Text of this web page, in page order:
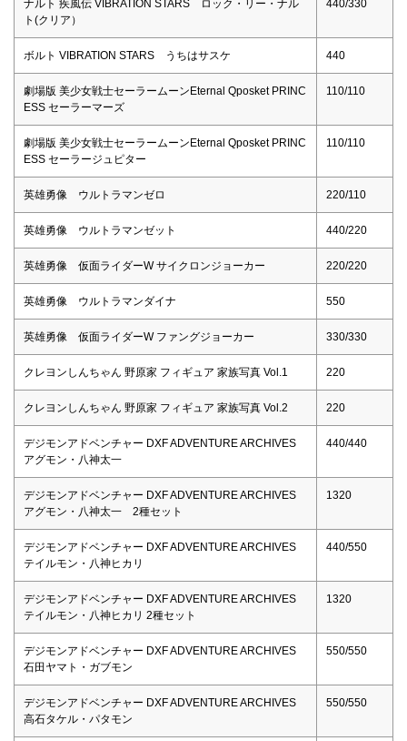
ナルト 疾風伝 VIBRATION STARS ロック・リー・ナル
ト(クリア）
440/330
ボルト VIBRATION STARS うちはサスケ 440
劇場版 美少女戦士セーラームーンEternal Qposket PRINC
ESS セーラーマーズ
110/110
劇場版 美少女戦士セーラームーンEternal Qposket PRINC
ESS セーラージュピター
110/110
英雄勇像 ウルトラマンゼロ 220/110
英雄勇像 ウルトラマンゼット 440/220
英雄勇像 仮面ライダーW サイクロンジョーカー 220/220
英雄勇像 ウルトラマンダイナ 550
英雄勇像 仮面ライダーW ファングジョーカー 330/330
クレヨンしんちゃん 野原家 フィギュア 家族写真 Vol.1 220
クレヨンしんちゃん 野原家 フィギュア 家族写真 Vol.2 220
デジモンアドベンチャー DXF ADVENTURE ARCHIVES
アグモン・八神太一
440/440
デジモンアドベンチャー DXF ADVENTURE ARCHIVES
アグモン・八神太一 2種セット
1320
デジモンアドベンチャー DXF ADVENTURE ARCHIVES
テイルモン・八神ヒカリ
440/550
デジモンアドベンチャー DXF ADVENTURE ARCHIVES
テイルモン・八神ヒカリ 2種セット
1320
デジモンアドベンチャー DXF ADVENTURE ARCHIVES
石田ヤマト・ガブモン
550/550
デジモンアドベンチャー DXF ADVENTURE ARCHIVES
高石タケル・パタモン
550/550